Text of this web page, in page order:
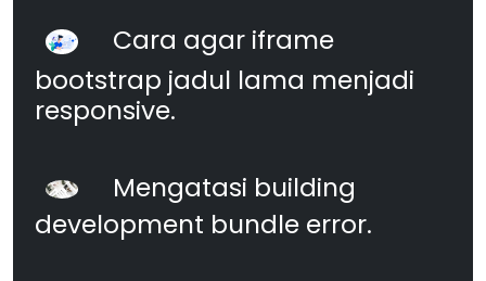
Cara agar iframe
bootstrap jadul lama menjadi
responsive.
Mengatasi building
development bundle error.